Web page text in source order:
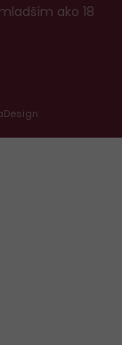
ako 18